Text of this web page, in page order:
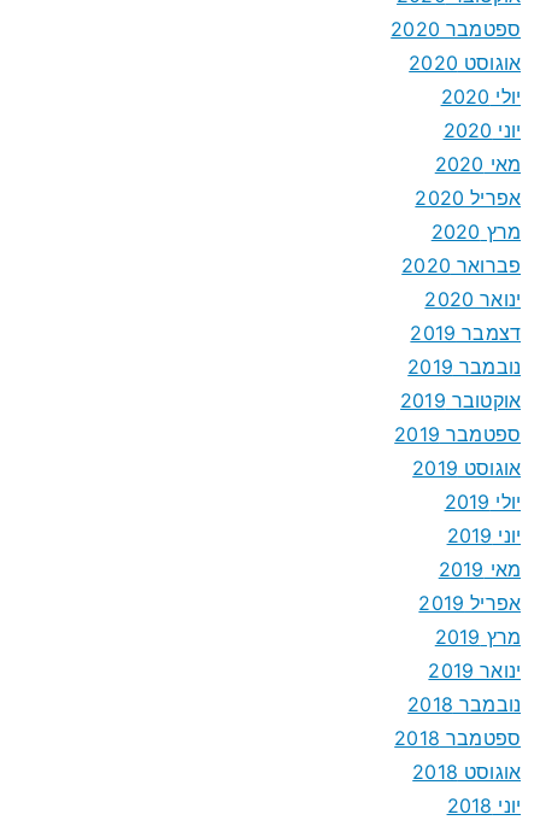
ספטמבר 2020
אוגוסט 2020
יולי 2020
יוני 2020
מאי 2020
אפריל 2020
מרץ 2020
פברואר 2020
ינואר 2020
דצמבר 2019
נובמבר 2019
אוקטובר 2019
ספטמבר 2019
אוגוסט 2019
יולי 2019
יוני 2019
מאי 2019
אפריל 2019
מרץ 2019
ינואר 2019
נובמבר 2018
ספטמבר 2018
אוגוסט 2018
יוני 2018